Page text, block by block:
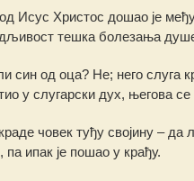
Исус Христос дошао је
тешка болезања
син од оца? Не; него слуга
у слугарски дух, његова
човек туђу својину – да
па ипак је пошао у крађу.